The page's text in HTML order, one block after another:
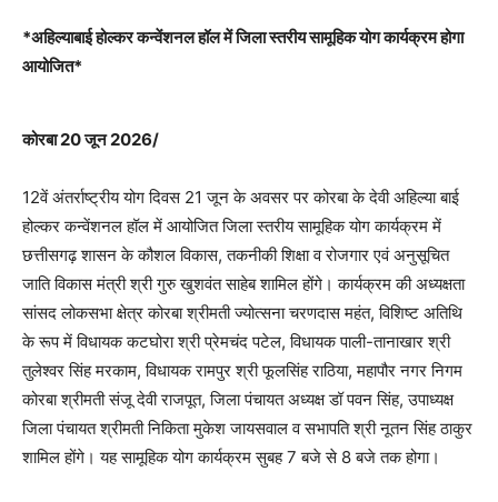
*अहिल्याबाई होल्कर कन्वेंशनल हॉल में जिला स्तरीय सामूहिक योग कार्यक्रम होगा
आयोजित*
कोरबा 20 जून 2026/
12वें अंतर्राष्ट्रीय योग दिवस 21 जून के अवसर पर कोरबा के देवी अहिल्या बाई
होल्कर कन्वेंशनल हॉल में आयोजित जिला स्तरीय सामूहिक योग कार्यक्रम में
छत्तीसगढ़ शासन के कौशल विकास, तकनीकी शिक्षा व रोजगार एवं अनुसूचित
जाति विकास मंत्री श्री गुरु खुशवंत साहेब शामिल होंगे। कार्यक्रम की अध्यक्षता
सांसद लोकसभा क्षेत्र कोरबा श्रीमती ज्योत्सना चरणदास महंत, विशिष्ट अतिथि
के रूप में विधायक कटघोरा श्री प्रेमचंद पटेल, विधायक पाली-तानाखार श्री
तुलेश्वर सिंह मरकाम, विधायक रामपुर श्री फूलसिंह राठिया, महापौर नगर निगम
कोरबा श्रीमती संजू देवी राजपूत, जिला पंचायत अध्यक्ष डॉ पवन सिंह, उपाध्यक्ष
जिला पंचायत श्रीमती निकिता मुकेश जायसवाल व सभापति श्री नूतन सिंह ठाकुर
शामिल होंगे। यह सामूहिक योग कार्यक्रम सुबह 7 बजे से 8 बजे तक होगा।